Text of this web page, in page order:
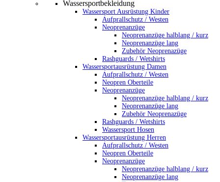
Wassersportbekleidung
Wassersport Ausrüstung Kinder
Aufprallschutz / Westen
Neoprenanzüge
Neoprenanzüge halblang / kurz
Neoprenanzüge lang
Zubehör Neoprenazüge
Rashguards / Wetshirts
Wassersportausrüstung Damen
Aufprallschutz / Westen
Neopren Oberteile
Neoprenanzüge
Neoprenanzüge halblang / kurz
Neoprenanzüge lang
Zubehör Neoprenazüge
Rashguards / Wetshirts
Wassersport Hosen
Wassersportausrüstung Herren
Aufprallschutz / Westen
Neopren Oberteile
Neoprenanzüge
Neoprenanzüge halblang / kurz
Neoprenanzüge lang